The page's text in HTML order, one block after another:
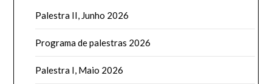
Palestra II, Junho 2026
Programa de palestras 2026
Palestra I, Maio 2026